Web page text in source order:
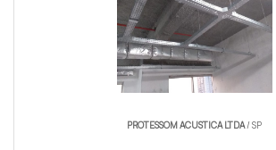
PROTESSOM ACUSTICA LTDA/ SP